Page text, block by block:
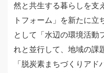
然と共生する暮らしを支
トフォーム」を新たに立
として「水辺の環境活動
れと並行して、地域の課
「脱炭素まちづくりア